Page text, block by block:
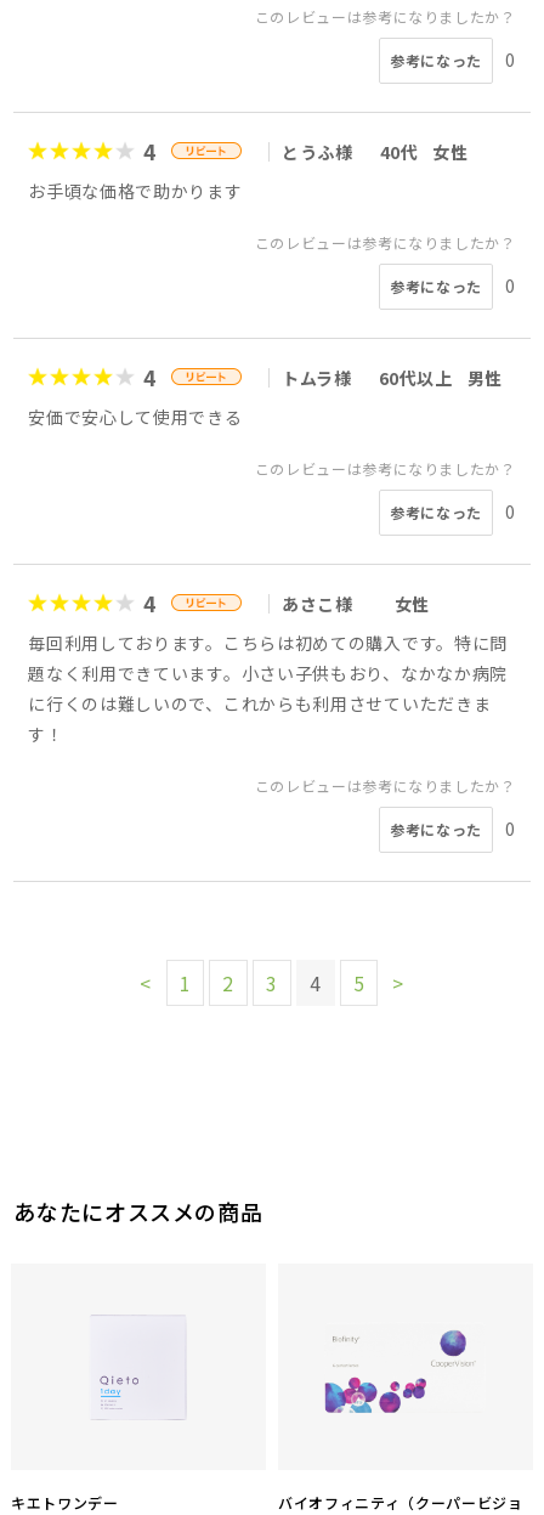
このレビューは参考になりましたか？
参考になった 0
4 とうふ様 40代
女性
お手頃な価格で助かります
このレビューは参考になりましたか？
参考になった 0
4 トムラ様 60代以上
男性
安価で安心して使用できる
このレビューは参考になりましたか？
参考になった 0
4 あさこ様
女性
毎回利用しております。こちらは初めての購入です。特に問
題なく利用できています。小さい子供もおり、なかなか病院
に行くのは難しいので、これからも利用させていただきま
す！
このレビューは参考になりましたか？
参考になった 0
< 1 2 3 4 5 >
あなたにオススメの商品
キエトワンデー
バイオフィニティ（クーパービジョ